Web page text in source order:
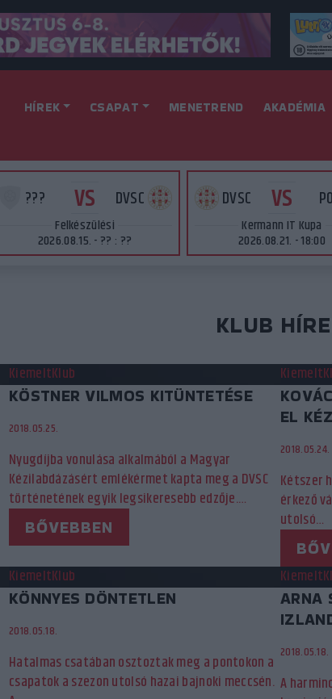
HÍREK CSAPAT MENETREND AKADÉMIA
??? VS DVSC
Felkészülési
2026.08.15. - ?? : ??
DVSC VS
Kermann IT Kupa
2026.08.21. - 18:00
KLUB
KiemeltKlub
KÖSTNER VILMOS KITÜNTETÉSE
2018.05.25.
Nyugdíjba vonulása alkalmából a Magyar
Kézilabdázásért emlékérmet kapta meg a DVSC
történetének egyik legsikeresebb edzője.…
BŐVEBBEN
Kiemelt
EL
2018.05.24.
Kétszer
érkező
utolsó…
KiemeltKlub
KÖNNYES DÖNTETLEN
2018.05.18.
Hatalmas csatában osztoztak meg a pontokon a
csapatok a szezon utolsó hazai bajnoki meccsén.
Kiemelt
ARNA
2018.05.18.
A